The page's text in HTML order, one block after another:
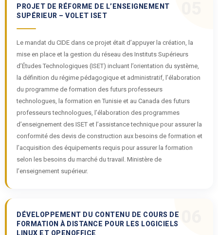
PROJET DE RÉFORME DE L’ENSEIGNEMENT
SUPÉRIEUR – VOLET ISET
Le mandat du CIDE dans ce projet était d’appuyer la création, la
mise en place et la gestion du réseau des Instituts Supérieurs
d’Études Technologiques (ISET) incluant l’orientation du système,
la définition du régime pédagogique et administratif, l’élaboration
du programme de formation des futurs professeurs
technologues, la formation en Tunisie et au Canada des futurs
professeurs technologues, l’élaboration des programmes
d’enseignement des ISET et l’assistance technique pour assurer la
conformité des devis de construction aux besoins de formation et
l’acquisition des équipements requis pour assurer la formation
selon les besoins du marché du travail. Ministère de
l’enseignement supérieur.
DÉVELOPPEMENT DU CONTENU DE COURS DE
FORMATION À DISTANCE POUR LES LOGICIELS
LINUX ET OPENOFFICE